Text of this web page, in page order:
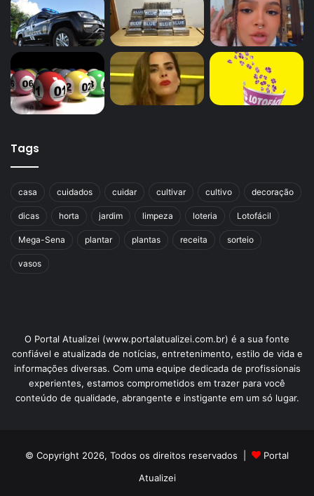
Tags
casa cuidados cuidar cultivar cultivo decoração
dicas horta jardim limpeza loteria Lotofácil
Mega-Sena plantar plantas receita sorteio
vasos
O Portal Atualizei (www.portalatualizei.com.br) é a sua fonte
confiável e atualizada de notícias, entretenimento, estilo de vida e
informações diversas. Com uma equipe dedicada de profissionais
experientes, estamos comprometidos em trazer para você
conteúdo de qualidade, abrangente e instigante em um só lugar.
© Copyright 2026, Todos os direitos reservados |
Portal
Atualizei